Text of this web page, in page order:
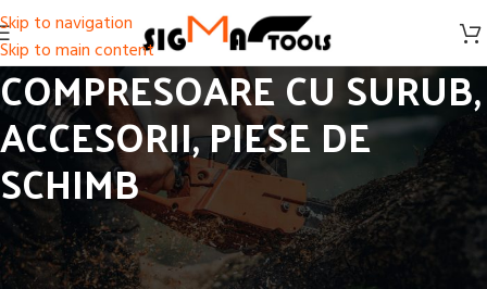
Skip to navigation
Skip to main content
COMPRESOARE CU SURUB,
ACCESORII, PIESE DE
SCHIMB
Prima pagină /COMPRESOARE, SCULE PNEUMATICE, ACCESORII
COMPRESOARE CU SURUB, ACCESORII, PIESE DE SCHIMB
Afișez singurul rezultat